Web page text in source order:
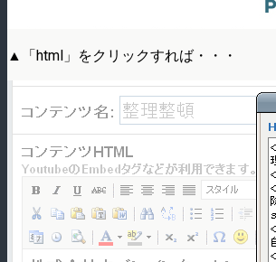
▲「html」をクリックすれば・・・